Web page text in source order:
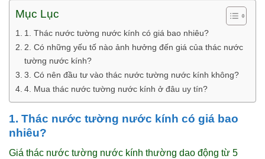
Mục Lục
1. Thác nước tường nước kính có giá bao nhiêu?
2. Có những yếu tố nào ảnh hưởng đến giá của thác nước
tường nước kính?
3. Có nên đầu tư vào thác nước tường nước kính không?
4. Mua thác nước tường nước kính ở đâu uy tín?
1. Thác nước tường nước kính có giá bao
nhiêu?
Giá thác nước tường nước kính thường dao động từ 5